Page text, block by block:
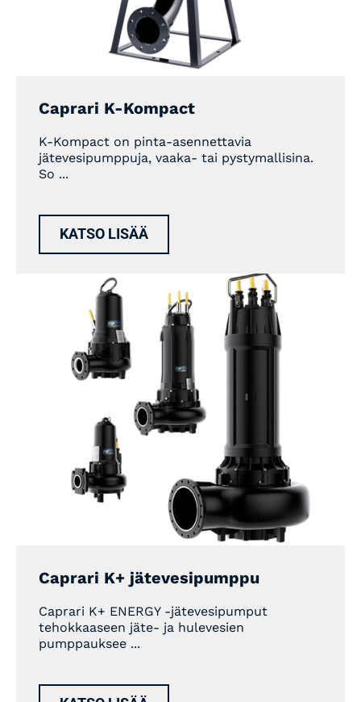
Caprari K-Kompact
K-Kompact on pinta-asennettavia
jätevesipumppuja, vaaka- tai pystymallisina.
So ...
KATSO LISÄÄ
Caprari K+ jätevesipumppu
Caprari K+ ENERGY -jätevesipumput
tehokkaaseen jäte- ja hulevesien
pumppauksee ...